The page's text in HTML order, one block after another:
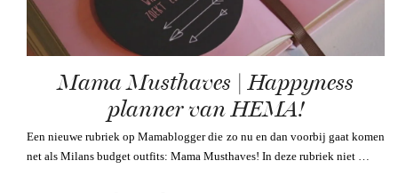
Mama Musthaves | Happyness
planner van HEMA!
Een nieuwe rubriek op Mamablogger die zo nu en dan voorbij gaat komen
net als Milans budget outfits: Mama Musthaves! In deze rubriek niet …